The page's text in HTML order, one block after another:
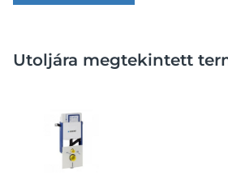
Utoljára megtekintett